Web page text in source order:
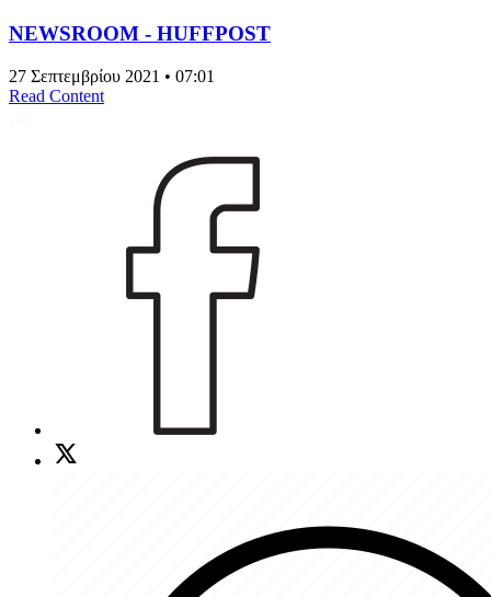
NEWSROOM - HUFFPOST
27 Σεπτεμβρίου 2021 • 07:01
Read Content